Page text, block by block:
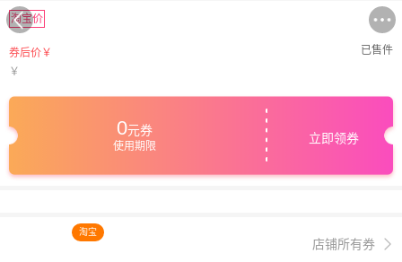
淘宝价
券后价￥ 已售件
￥
0元券
使用期限
立即领券
淘宝
店铺所有券